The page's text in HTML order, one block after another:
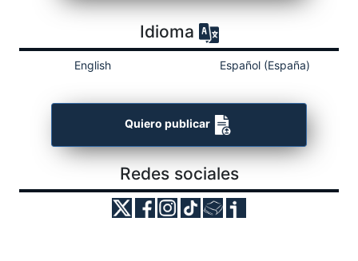
Idioma
English Español (España)
Quiero publicar
Redes sociales